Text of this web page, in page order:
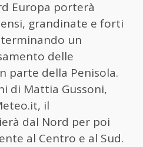
Europa porterà
grandinate e forti
un
delle
parte della Penisola.
di Mattia Gussoni,
il
dal Nord per poi
al Centro e al Sud.